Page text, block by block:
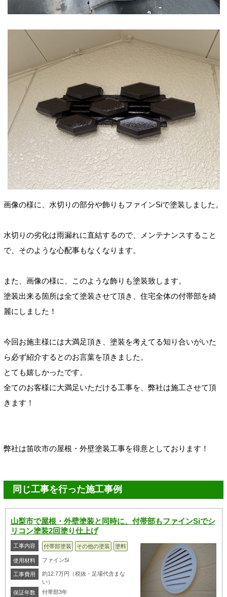
画像の様に、水切りの部分や飾りもファインSiで塗装しました。
水切りの劣化は雨漏れに直結するので、メンテナンスすること
で、そのような心配事もなくなります。
また、画像の様に、このような飾りも塗装致します。
塗装出来る箇所は全て塗装させて頂き、住宅全体の付帯部を綺
麗にしました！
今回お施主様には大満足頂き、塗装を考えてる知り合いがいた
ら必ず紹介するとのお言葉を頂きました。
とても嬉しかったです。
全てのお客様に大満足いただける工事を、弊社は施工させて頂
きます！
弊社は笛吹市の屋根・外壁塗装工事を得意としております！
同じ工事を行った施工事例
山梨市で屋根・外壁塗装と同時に、付帯部もファインSiでシ
リコン塗装2回塗り仕上げ
工事内容 付帯部塗装 その他の塗装 塗料
使用材料 ファインSi
工事費用
約12.7万円（税抜・足場代含まな
い）
保証年数
付帯部3年